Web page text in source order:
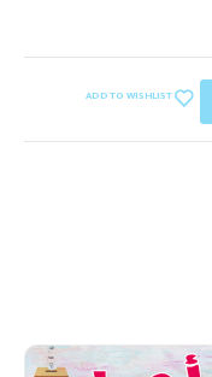
ADD TO WISHLIST